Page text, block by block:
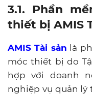
3.1. Phần
thiết bị AMIS
AMIS Tài sản là
móc thiết bị do
hợp với doanh
nghiệp vụ quản